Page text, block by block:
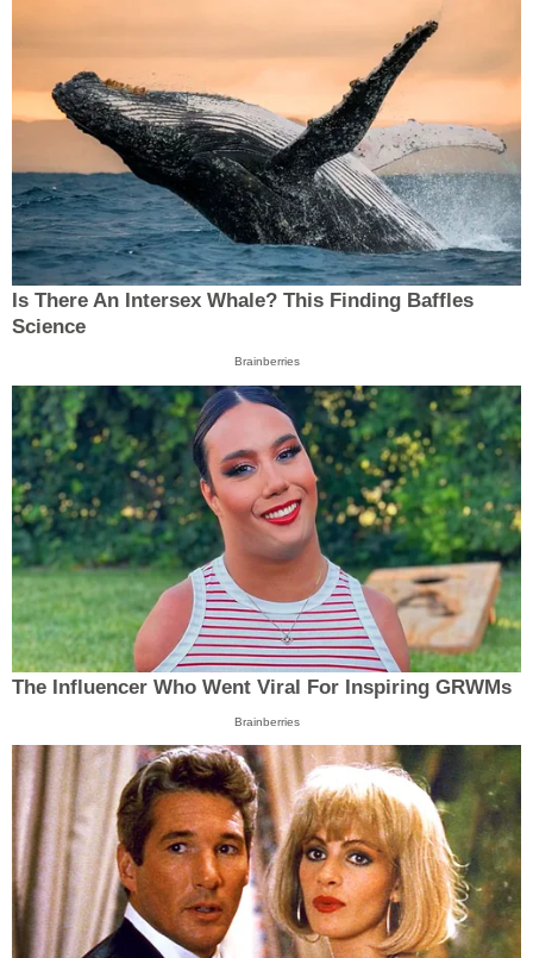
Is There An Intersex Whale? This Finding Baffles
Science
Brainberries
The Influencer Who Went Viral For Inspiring GRWMs
Brainberries